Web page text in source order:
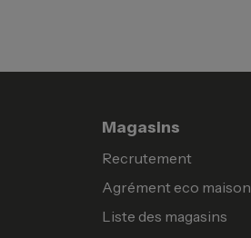
Magasins
Recrutement
Agrément eco maison
Liste des magasins